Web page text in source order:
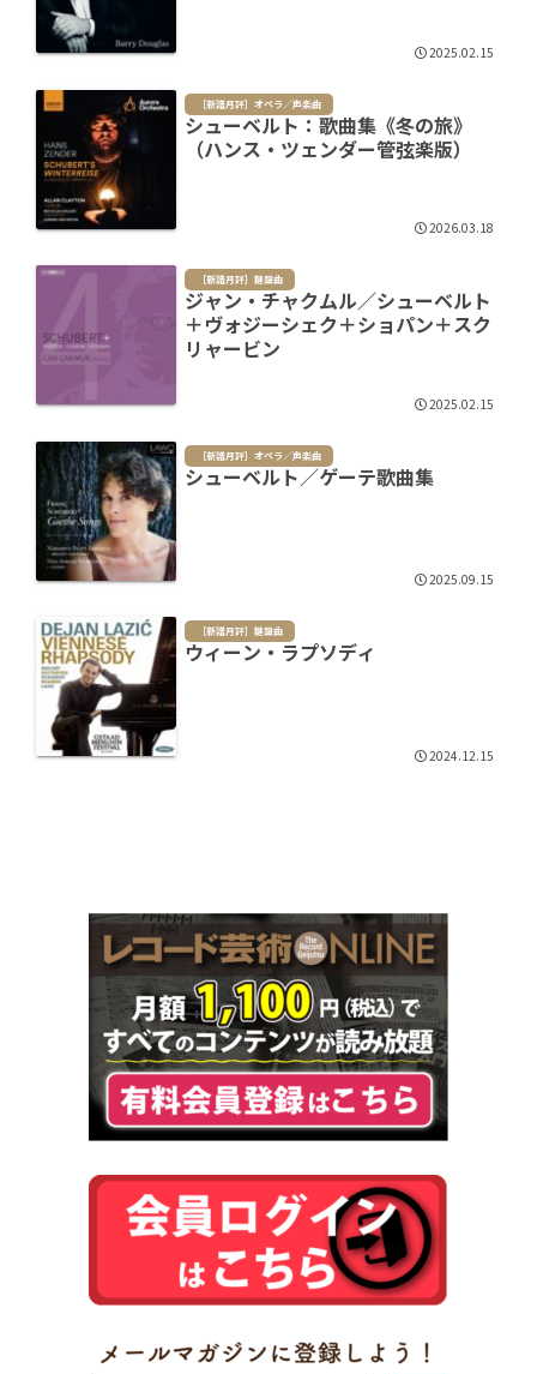
2025.02.15
［新譜月評］オペラ／声楽曲
シューベルト：歌曲集《冬の旅》
（ハンス・ツェンダー管弦楽版）
2026.03.18
［新譜月評］鍵盤曲
ジャン・チャクムル／シューベルト
＋ヴォジーシェク＋ショパン＋スク
リャービン
2025.02.15
［新譜月評］オペラ／声楽曲
シューベルト／ゲーテ歌曲集
2025.09.15
［新譜月評］鍵盤曲
ウィーン・ラプソディ
2024.12.15